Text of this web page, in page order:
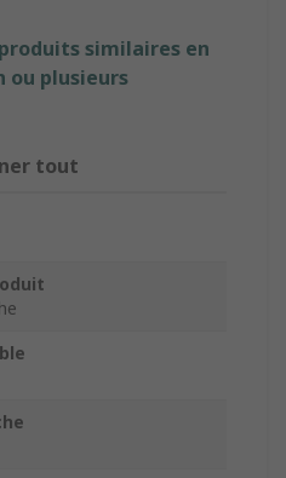
similaires en
ou plusieurs
tout